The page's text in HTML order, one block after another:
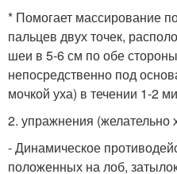
* Помогает массирование
пальцев двух точек,
шеи в 5-6 см по обе
непосредственно под
мочкой уха) в течении 1-2
2. упражнения (желательно
- Динамическое
положенных на лоб,